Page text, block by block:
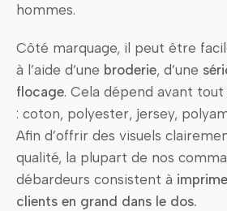
hommes.
Côté marquage, il peut être
à l’aide d’une broderie, d’une
flocage. Cela dépend avant
: coton, polyester, jersey,
Afin d’offrir des visuels
qualité, la plupart de nos
débardeurs consistent à
clients en grand dans le dos.